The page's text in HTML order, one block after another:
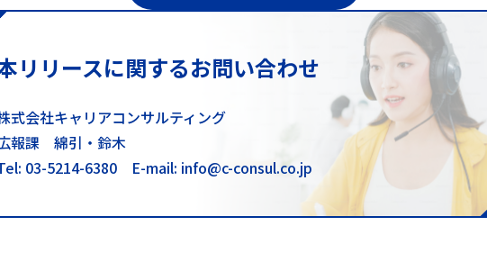
リリースに関するお問い合わせ
式会社キャリアコンサルティング
報課 綿引・鈴木
03-5214-6380 E-mail: info@c-consul.co.jp